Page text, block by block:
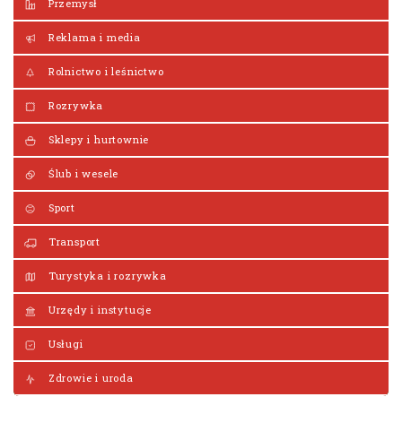
Przemysł
Reklama i media
Rolnictwo i leśnictwo
Rozrywka
Sklepy i hurtownie
Ślub i wesele
Sport
Transport
Turystyka i rozrywka
Urzędy i instytucje
Usługi
Zdrowie i uroda